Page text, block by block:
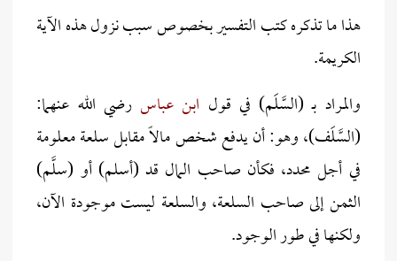
هذا ما تذكره كتب التفسير بخصوص سبب نزول هذه الآية
الكريمة.
والمراد بـ (السَّلَم) في قول ابن عباسرضي الله عنهما:
(السَّلَف)، وهو: أن يدفع شخص مالاً مقابل سلعة معلومة
في أجل محدد، فكأن صاحب المال قد (أسلم) أو (سلَّم)
الثمن إلى صاحب السلعة، والسلعة ليست موجودة الآن،
ولكنها في طور الوجود.